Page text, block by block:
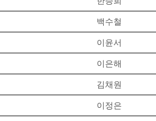
백수철
이윤서
이은해
김채원
이정은